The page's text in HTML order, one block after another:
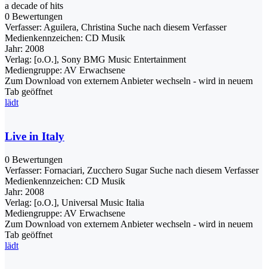
a decade of hits
0 Bewertungen
Verfasser: Aguilera, Christina Suche nach diesem Verfasser
Medienkennzeichen: CD Musik
Jahr: 2008
Verlag: [o.O.], Sony BMG Music Entertainment
Mediengruppe: AV Erwachsene
Zum Download von externem Anbieter wechseln - wird in neuem
Tab geöffnet
lädt
Live in Italy
0 Bewertungen
Verfasser: Fornaciari, Zucchero Sugar Suche nach diesem Verfasser
Medienkennzeichen: CD Musik
Jahr: 2008
Verlag: [o.O.], Universal Music Italia
Mediengruppe: AV Erwachsene
Zum Download von externem Anbieter wechseln - wird in neuem
Tab geöffnet
lädt